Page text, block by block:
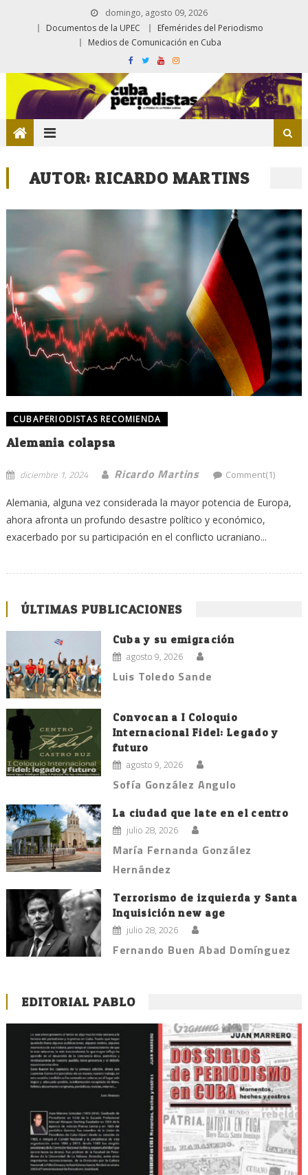
domingo, agosto 09, 2026
Documentos de la UPEC
Efemérides del Periodismo
Medios de Comunicación en Cuba
AUTOR:RICARDO MARTINS
CUBAPERIODISTAS RECOMIENDA
Alemania colapsa
diciembre 1, 2024 Ricardo Martins Comment(1)
Alemania, alguna vez considerada la mayor potencia de Europa,
ahora afronta un profundo desastre político y económico,
exacerbado por su participación en el conflicto ucraniano...
ÚLTIMAS PUBLICACIONES
Cuba y su emigración
agosto 9, 2026
Luis Toledo Sande
Convocan a I Coloquio
Internacional Fidel: Legado y
futuro
agosto 9, 2026
Sofía González Angulo
La ciudad que late en el centro
julio 28, 2026
María Fernanda González
Hernández
Terrorismo de izquierda y Santa
Inquisición new age
julio 28, 2026
Fernando Buen Abad Domínguez
EDITORIAL PABLO